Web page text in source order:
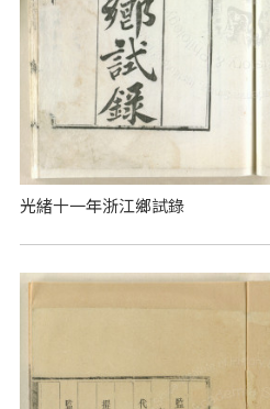
光緒十一年浙江鄉試錄